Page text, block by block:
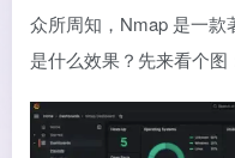
众所周知，Nmap 是一
是什么效果？先来看个图